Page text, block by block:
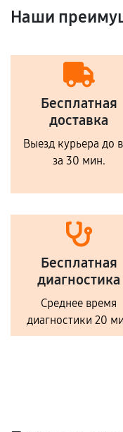
Наши
Бесплатная
доставка
Выезд курьера до
за 30 мин.
Бесплатная
диагностика
Среднее время
диагностики 20